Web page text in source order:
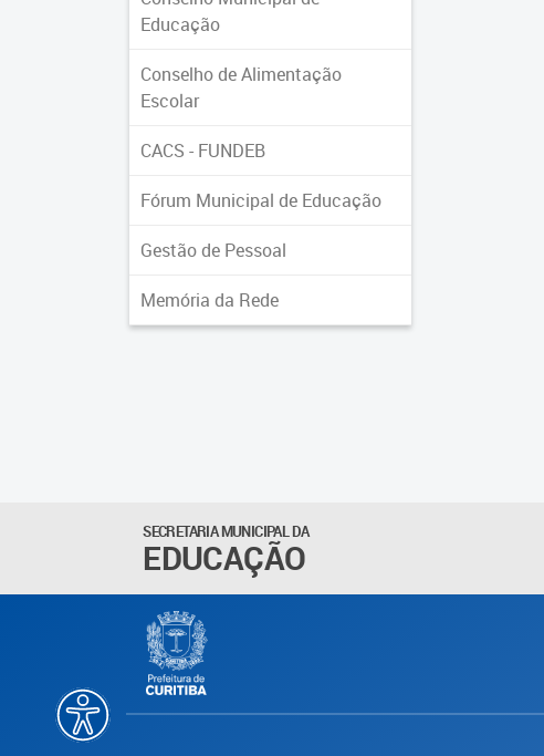
Educação
Conselho de Alimentação
Escolar
CACS - FUNDEB
Fórum Municipal de Educação
Gestão de Pessoal
Memória da Rede
SECRETARIA MUNICIPAL DA
EDUCAÇÃO